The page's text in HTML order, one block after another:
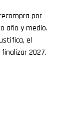
por
año y medio.
el
2027.